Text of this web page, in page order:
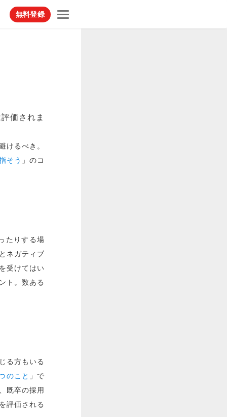
無料登録
価されま
けるべき。
そう 」のコ
たりする場
ネガティブ
受けてはい
ト。数ある
る方もいる
のこと 」で
既卒の採用
評価される